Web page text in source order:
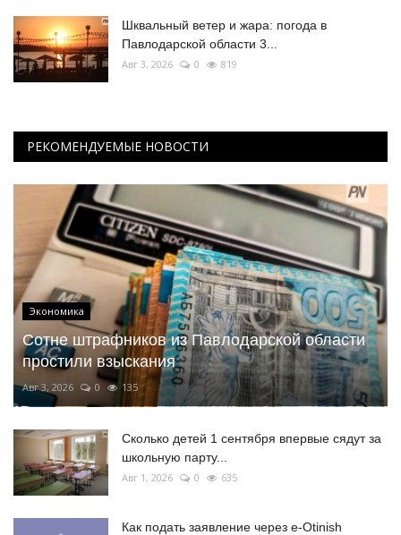
Шквальный ветер и жара: погода в
Павлодарской области 3...
Авг 3, 2026 0 819
РЕКОМЕНДУЕМЫЕ НОВОСТИ
Экономика
Сотне штрафников из Павлодарской области
простили взыскания
Авг 3, 2026 0 135
Сколько детей 1 сентября впервые сядут за
школьную парту...
Авг 1, 2026 0 635
Как подать заявление через e-Otinish